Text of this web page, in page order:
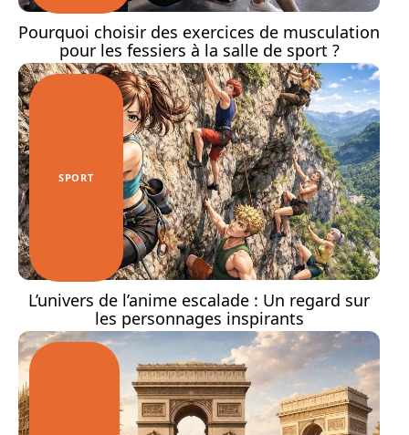
Pourquoi choisir des exercices de musculation
pour les fessiers à la salle de sport ?
SPORT
L’univers de l’anime escalade : Un regard sur
les personnages inspirants